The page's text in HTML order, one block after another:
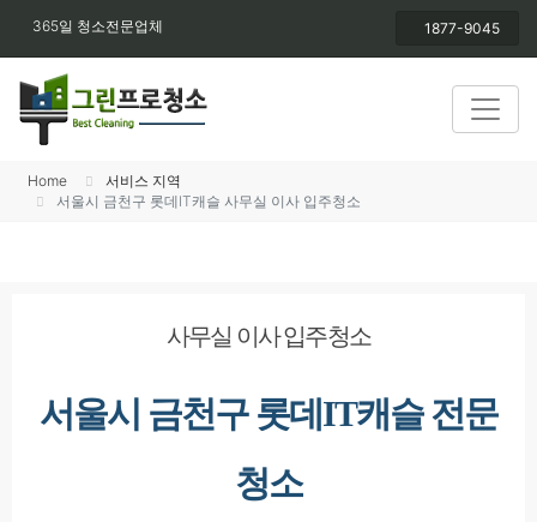
365일 청소전문업체 1877-9045
Home
서비스 지역
서울시 금천구 롯데IT캐슬 사무실 이사 입주청소
사무실 이사 입주청소
서울시 금천구 롯데IT캐슬 전문
청소